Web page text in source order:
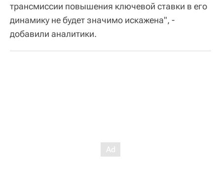
трансмиссии повышения ключевой ставки в его
динамику не будет значимо искажена", -
добавили аналитики.